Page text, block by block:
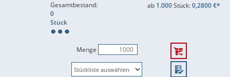
Gesamtbestand:
0
Stück
ab 1.000Stück:0,2800 €*
Menge